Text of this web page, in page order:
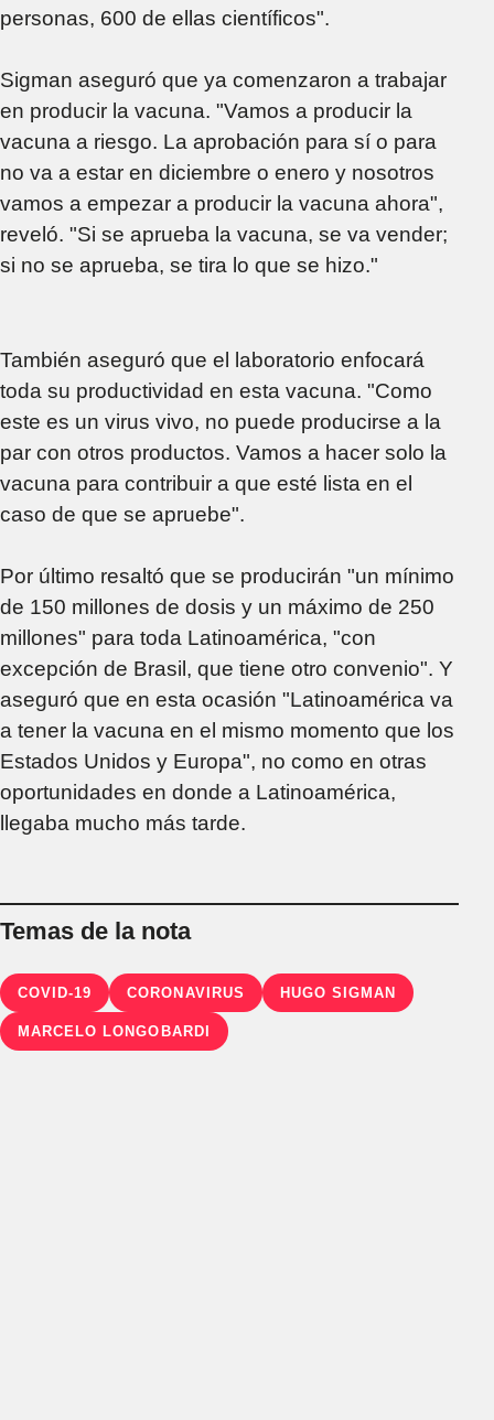
personas, 600 de ellas científicos".
Sigman aseguró que ya comenzaron a trabajar
en producir la vacuna. "Vamos a producir la
vacuna a riesgo. La aprobación para sí o para
no va a estar en diciembre o enero y nosotros
vamos a empezar a producir la vacuna ahora",
reveló. "Si se aprueba la vacuna, se va vender;
si no se aprueba, se tira lo que se hizo."
También aseguró que el laboratorio enfocará
toda su productividad en esta vacuna. "Como
este es un virus vivo, no puede producirse a la
par con otros productos. Vamos a hacer solo la
vacuna para contribuir a que esté lista en el
caso de que se apruebe".
Por último resaltó que se producirán "un mínimo
de 150 millones de dosis y un máximo de 250
millones" para toda Latinoamérica, "con
excepción de Brasil, que tiene otro convenio". Y
aseguró que en esta ocasión "Latinoamérica va
a tener la vacuna en el mismo momento que los
Estados Unidos y Europa", no como en otras
oportunidades en donde a Latinoamérica,
llegaba mucho más tarde.
Temas de la nota
COVID-19 CORONAVIRUS HUGO SIGMAN
MARCELO LONGOBARDI